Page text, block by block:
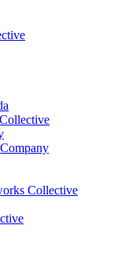
Collective